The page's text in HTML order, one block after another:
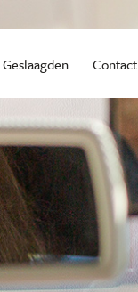
Geslaagden Contact